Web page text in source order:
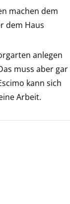
machen dem
dem Haus
anlegen
muss aber gar
kann sich
Arbeit.